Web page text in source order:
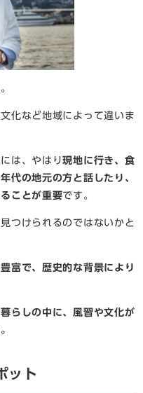
化など地域によって違いま
は、やはり現地に行き、食
代の地元の方と話したり、
ことが重要です。
つけられるのではないかと
富で、歴史的な背景により
らしの中に、風習や文化が
ット